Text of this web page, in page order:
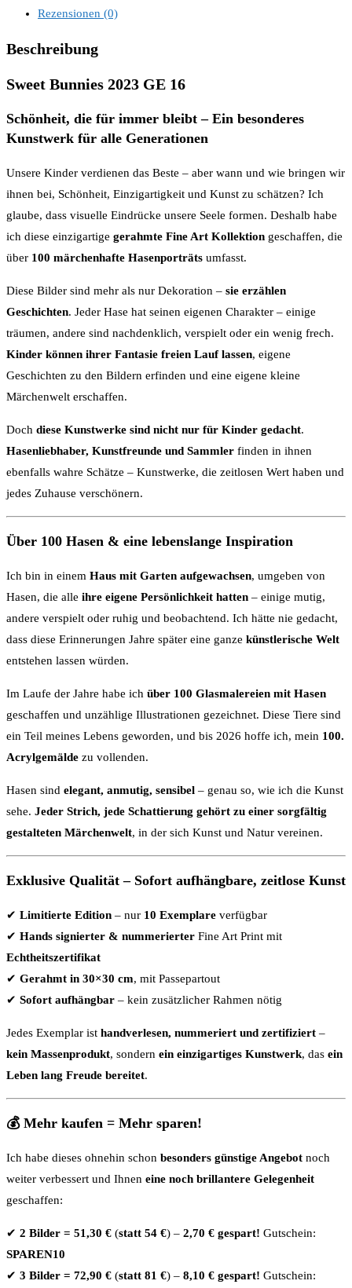
Rezensionen (0)
Beschreibung
Sweet Bunnies 2023 GE 16
Schönheit, die für immer bleibt – Ein besonderes
Kunstwerk für alle Generationen
Unsere Kinder verdienen das Beste – aber wann und wie bringen wir
ihnen bei, Schönheit, Einzigartigkeit und Kunst zu schätzen? Ich
glaube, dass visuelle Eindrücke unsere Seele formen. Deshalb habe
ich diese einzigartige gerahmte Fine Art Kollektion geschaffen, die
über 100 märchenhafte Hasenporträts umfasst.
Diese Bilder sind mehr als nur Dekoration – sie erzählen
Geschichten. Jeder Hase hat seinen eigenen Charakter – einige
träumen, andere sind nachdenklich, verspielt oder ein wenig frech.
Kinder können ihrer Fantasie freien Lauf lassen, eigene
Geschichten zu den Bildern erfinden und eine eigene kleine
Märchenwelt erschaffen.
Doch diese Kunstwerke sind nicht nur für Kinder gedacht.
Hasenliebhaber, Kunstfreunde und Sammler finden in ihnen
ebenfalls wahre Schätze – Kunstwerke, die zeitlosen Wert haben und
jedes Zuhause verschönern.
Über 100 Hasen & eine lebenslange Inspiration
Ich bin in einem Haus mit Garten aufgewachsen, umgeben von
Hasen, die alle ihre eigene Persönlichkeit hatten – einige mutig,
andere verspielt oder ruhig und beobachtend. Ich hätte nie gedacht,
dass diese Erinnerungen Jahre später eine ganze künstlerische Welt
entstehen lassen würden.
Im Laufe der Jahre habe ich über 100 Glasmalereien mit Hasen
geschaffen und unzählige Illustrationen gezeichnet. Diese Tiere sind
ein Teil meines Lebens geworden, und bis 2026 hoffe ich, mein 100.
Acrylgemälde zu vollenden.
Hasen sind elegant, anmutig, sensibel – genau so, wie ich die Kunst
sehe. Jeder Strich, jede Schattierung gehört zu einer sorgfältig
gestalteten Märchenwelt, in der sich Kunst und Natur vereinen.
Exklusive Qualität – Sofort aufhängbare, zeitlose Kunst
✔ Limitierte Edition – nur 10 Exemplare verfügbar
✔ Hands signierter & nummerierter Fine Art Print mit
Echtheitszertifikat
✔ Gerahmt in 30×30 cm, mit Passepartout
✔ Sofort aufhängbar – kein zusätzlicher Rahmen nötig
Jedes Exemplar ist handverlesen, nummeriert und zertifiziert –
kein Massenprodukt, sondern ein einzigartiges Kunstwerk, das ein
Leben lang Freude bereitet.
💰 Mehr kaufen = Mehr sparen!
Ich habe dieses ohnehin schon besonders günstige Angebot noch
weiter verbessert und Ihnen eine noch brillantere Gelegenheit
geschaffen:
✔ 2 Bilder = 51,30 € (statt 54 €) – 2,70 € gespart! Gutschein:
SPAREN10
✔ 3 Bilder = 72,90 € (statt 81 €) – 8,10 € gespart! Gutschein: